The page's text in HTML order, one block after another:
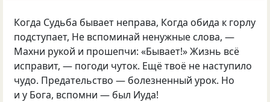
Когда Судьба бывает неправа, Когда обида к горлу
подступает, Не вспоминай ненужные слова, —
Махни рукой и прошепчи: «Бывает!» Жизнь всё
исправит, — погоди чуток. Ещё твоё не наступило
чудо. Предательство — болезненный урок. Но
и у Бога, вспомни — был Иуда!